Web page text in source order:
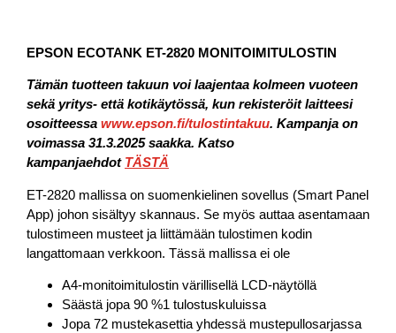
EPSON ECOTANK ET-2820 MONITOIMITULOSTIN
Tämän tuotteen takuun voi laajentaa kolmeen vuoteen
sekä yritys- että kotikäytössä, kun rekisteröit laitteesi
osoitteessa www.epson.fi/tulostintakuu. Kampanja on
voimassa 31.3.2025 saakka. Katso
kampanjaehdot TÄSTÄ
ET-2820 mallissa on suomenkielinen sovellus (Smart Panel
App) johon sisältyy skannaus. Se myös auttaa asentamaan
tulostimeen musteet ja liittämään tulostimen kodin
langattomaan verkkoon. Tässä mallissa ei ole
A4-monitoimitulostin värillisellä LCD-näytöllä
Säästä jopa 90 %1 tulostuskuluissa
Jopa 72 mustekasettia yhdessä mustepullosarjassa